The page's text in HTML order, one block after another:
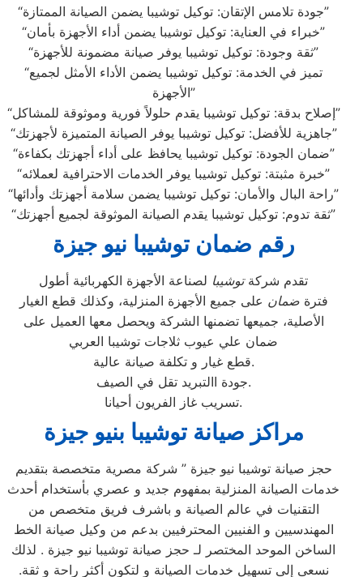
“جودة تلامس الإتقان: توكيل توشيبا يضمن الصيانة الممتازة”
“خبراء في العناية: توكيل توشيبا يضمن أداء الأجهزة بأمان”
“ثقة وجودة: توكيل توشيبا يوفر صيانة مضمونة للأجهزة”
“تميز في الخدمة: توكيل توشيبا يضمن الأداء الأمثل لجميع
الأجهزة”
“إصلاح بدقة: توكيل توشيبا يقدم حلولاً فورية وموثوقة للمشاكل”
“جاهزية للأفضل: توكيل توشيبا يوفر الصيانة المتميزة لأجهزتك”
“ضمان الجودة: توكيل توشيبا يحافظ على أداء أجهزتك بكفاءة”
“خبرة مثبتة: توكيل توشيبا يوفر الخدمات الاحترافية لعملائه”
“راحة البال والأمان: توكيل توشيبا يضمن سلامة أجهزتك وأدائها”
“ثقة تدوم: توكيل توشيبا يقدم الصيانة الموثوقة لجميع أجهزتك”
رقم ضمان توشيبا نيو جيزة
تقدم شركةتوشيبا لصناعة الأجهزة الكهربائية أطول
فترةضمان على جميع الأجهزة المنزلية، وكذلك قطع الغيار
الأصلية، جميعها تضمنها الشركة ويحصل معها العميل على
ضمان علي عيوب ثلاجات توشيبا العربي
قطع غيار و تكلفة صيانة عالية.
جودة االتبريد تقل في الصيف.
تسريب غاز الفريون أحيانا.
مراكز صيانة توشيبا بنيو جيزة
حجز صيانة توشيبا نيو جيزة ” شركة مصرية متخصصة بتقديم
خدمات الصيانة المنزلية بمفهوم جديد و عصري بأستخدام أحدث
التقنيات في عالم الصيانة و باشرف فريق متخصص من
المهندسيين و الفنيين المحترفيين بدعم من وكيل صيانة الخط
الساخن الموحد المختصر لـ حجز صيانة توشيبا نيو جيزة . لذلك
نسعى إلى تسهيل خدمات الصيانة و لتكون أكثر راحة و ثقة.